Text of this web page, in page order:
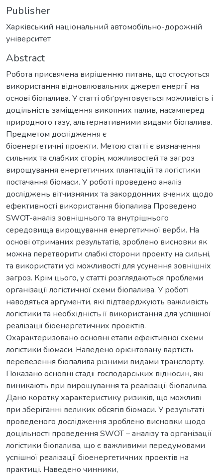
Publisher
Харківський національний автомобільно-дорожній
університет
Abstract
Робота присвячена вирішенню питань, що стосуються
використання відновлювальних джерел енергії на
основі біопалива. У статті обґрунтовується можливість і
доцільність заміщення викопних палив, насамперед
природного газу, альтернативними видами біопалива.
Предметом дослідження є
біоенергетичні проекти. Метою статті є визначення
сильних та слабких сторін, можливостей та загроз
вирощування енергетичних плантацій та логістики
постачання біомаси. У роботі проведено аналіз
досліджень вітчизняних та закордонних вчених щодо
ефективності використання біопалива Проведено
SWOT-аналіз зовнішнього та внутрішнього
середовища вирощування енергетичної верби. На
основі отриманих результатів, зроблено висновки як
можна перетворити слабкі сторони проекту на сильні,
та використати усі можливості для усунення зовнішніх
загроз. Крім цього, у статті розглядаються проблеми
організації логістичної схеми біопалива. У роботі
наводяться аргументи, які підтверджують важливість
логістики та необхідність її використання для успішної
реалізації біоенергетичних проектів.
Охарактеризовано основні етапи ефективної схеми
логістики біомаси. Наведено орієнтовану вартість
перевезення біопалива різними видами транспорту.
Показано основні стадії господарських відносин, які
виникають при вирощування та реалізації біопалива.
Дано коротку характеристику ризиків, що можливі
при зберіганні великих обсягів біомаси. У результаті
проведеного дослідження зроблено висновки щодо
доцільності проведення SWOT – аналізу та організації
логістики біопалива, що є важливими передумовами
успішної реалізації біоенергетичних проектів на
практиці. Наведено чинники,